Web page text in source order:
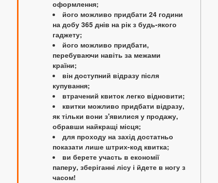
оформлення;
його можливо придбати 24 години
на добу 365 днів на рік з будь-якого
гаджету;
його можливо придбати,
перебуваючи навіть за межами
країни;
він доступний відразу після
купування;
втрачений квиток легко відновити;
квитки можливо придбати відразу,
як тільки вони з'явилися у продажу,
обравши найкращі місця;
для проходу на захід достатньо
показати лише штрих-код квитка;
ви берете участь в економії
паперу, зберіганні лісу і йдете в ногу з
часом!